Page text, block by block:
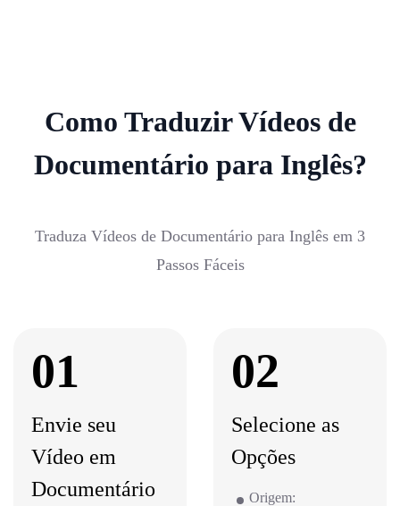
Como Traduzir Vídeos de
Documentário para Inglês?
Traduza Vídeos de Documentário para Inglês em 3
Passos Fáceis
01
Envie seu
Vídeo em
Documentário
02
Selecione as
Opções
Origem: